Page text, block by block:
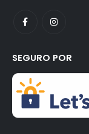
SEGURO POR